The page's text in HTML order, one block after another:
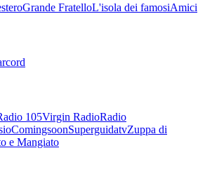
Grande FratelloL'isola dei famosiAmici
105Virgin RadioRadio
ComingsoonSuperguidatvZuppa di
e Mangiato